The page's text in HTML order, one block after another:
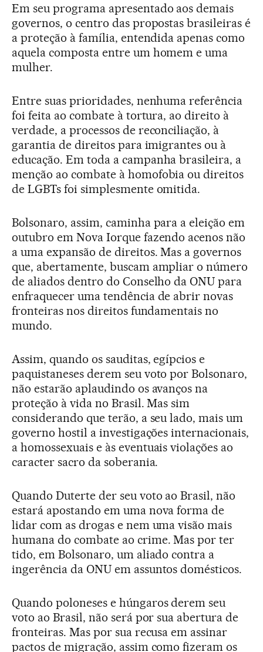
Em seu programa apresentado aos demais
governos, o centro das propostas brasileiras é
a proteção à família, entendida apenas como
aquela composta entre um homem e uma
mulher.
Entre suas prioridades, nenhuma referência
foi feita ao combate à tortura, ao direito à
verdade, a processos de reconciliação, à
garantia de direitos para imigrantes ou à
educação. Em toda a campanha brasileira, a
menção ao combate à homofobia ou direitos
de LGBTs foi simplesmente omitida.
Bolsonaro, assim, caminha para a eleição em
outubro em Nova Iorque fazendo acenos não
a uma expansão de direitos. Mas a governos
que, abertamente, buscam ampliar o número
de aliados dentro do Conselho da ONU para
enfraquecer uma tendência de abrir novas
fronteiras nos direitos fundamentais no
mundo.
Assim, quando os sauditas, egípcios e
paquistaneses derem seu voto por Bolsonaro,
não estarão aplaudindo os avanços na
proteção à vida no Brasil. Mas sim
considerando que terão, a seu lado, mais um
governo hostil a investigações internacionais,
a homossexuais e às eventuais violações ao
caracter sacro da soberania.
Quando Duterte der seu voto ao Brasil, não
estará apostando em uma nova forma de
lidar com as drogas e nem uma visão mais
humana do combate ao crime. Mas por ter
tido, em Bolsonaro, um aliado contra a
ingerência da ONU em assuntos domésticos.
Quando poloneses e húngaros derem seu
voto ao Brasil, não será por sua abertura de
fronteiras. Mas por sua recusa em assinar
pactos de migração, assim como fizeram os